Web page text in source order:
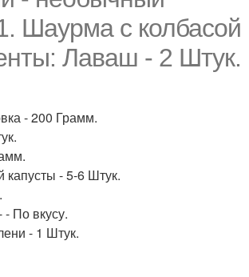
Шаурма с колбасой
Лаваш - 2 Штук.
- 200 Грамм.
капусты - 5-6 Штук.
- По вкусу.
- 1 Штук.